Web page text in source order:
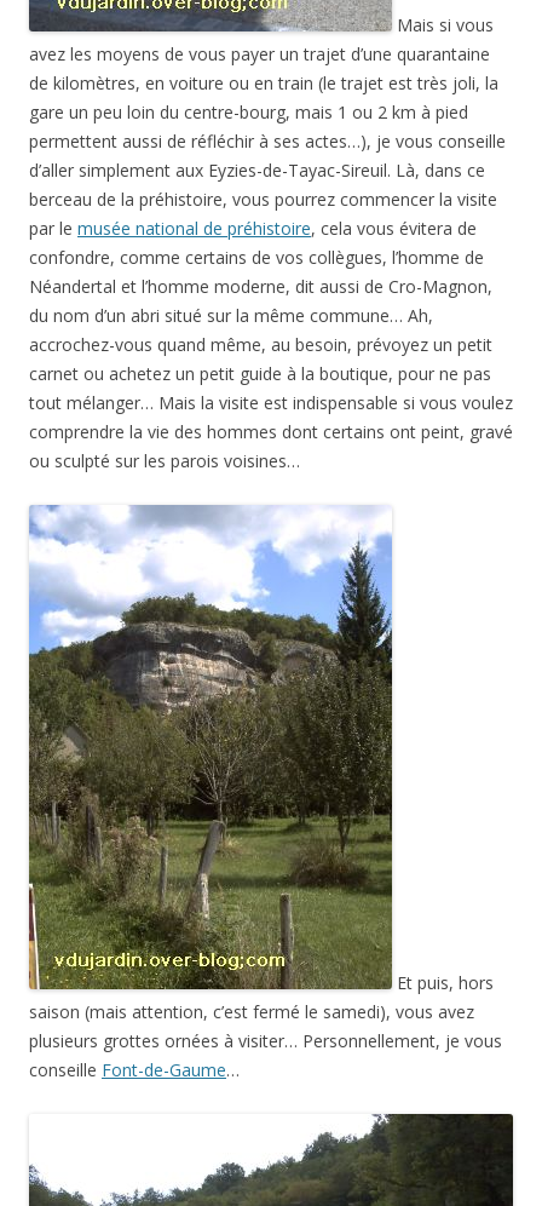
Mais si vous
avez les moyens de vous payer un trajet d’une quarantaine
de kilomètres, en voiture ou en train (le trajet est très joli, la
gare un peu loin du centre-bourg, mais 1 ou 2 km à pied
permettent aussi de réfléchir à ses actes…), je vous conseille
d’aller simplement aux Eyzies-de-Tayac-Sireuil. Là, dans ce
berceau de la préhistoire, vous pourrez commencer la visite
par le musée national de préhistoire, cela vous évitera de
confondre, comme certains de vos collègues, l’homme de
Néandertal et l’homme moderne, dit aussi de Cro-Magnon,
du nom d’un abri situé sur la même commune… Ah,
accrochez-vous quand même, au besoin, prévoyez un petit
carnet ou achetez un petit guide à la boutique, pour ne pas
tout mélanger… Mais la visite est indispensable si vous voulez
comprendre la vie des hommes dont certains ont peint, gravé
ou sculpté sur les parois voisines…
Et puis, hors
saison (mais attention, c’est fermé le samedi), vous avez
plusieurs grottes ornées à visiter… Personnellement, je vous
conseille Font-de-Gaume…